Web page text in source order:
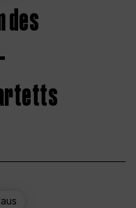
des